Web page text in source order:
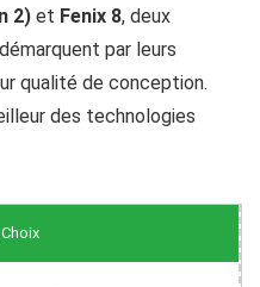
2) et Fenix 8, deux
par leurs
qualité de conception.
des technologies